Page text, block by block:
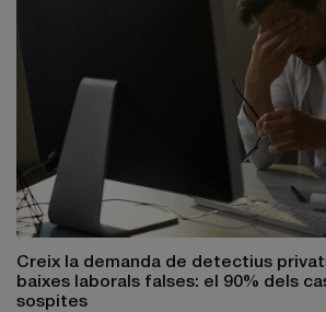
Creix la demanda de detectius
baixes laborals falses: el 90% dels
sospites